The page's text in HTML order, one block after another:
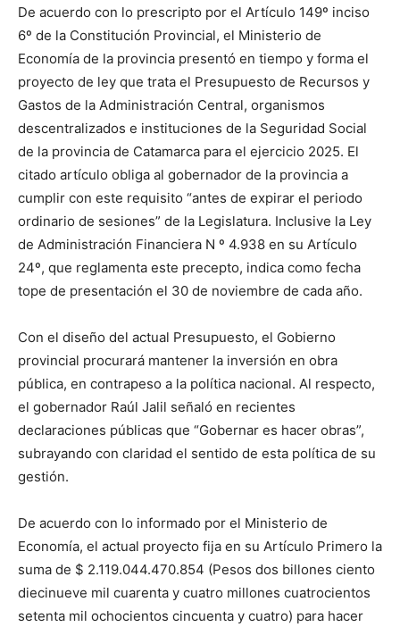
De acuerdo con lo prescripto por el Artículo 149º inciso
6º de la Constitución Provincial, el Ministerio de
Economía de la provincia presentó en tiempo y forma el
proyecto de ley que trata el Presupuesto de Recursos y
Gastos de la Administración Central, organismos
descentralizados e instituciones de la Seguridad Social
de la provincia de Catamarca para el ejercicio 2025. El
citado artículo obliga al gobernador de la provincia a
cumplir con este requisito “antes de expirar el periodo
ordinario de sesiones” de la Legislatura. Inclusive la Ley
de Administración Financiera N º 4.938 en su Artículo
24º, que reglamenta este precepto, indica como fecha
tope de presentación el 30 de noviembre de cada año.
Con el diseño del actual Presupuesto, el Gobierno
provincial procurará mantener la inversión en obra
pública, en contrapeso a la política nacional. Al respecto,
el gobernador Raúl Jalil señaló en recientes
declaraciones públicas que “Gobernar es hacer obras”,
subrayando con claridad el sentido de esta política de su
gestión.
De acuerdo con lo informado por el Ministerio de
Economía, el actual proyecto fija en su Artículo Primero la
suma de $ 2.119.044.470.854 (Pesos dos billones ciento
diecinueve mil cuarenta y cuatro millones cuatrocientos
setenta mil ochocientos cincuenta y cuatro) para hacer